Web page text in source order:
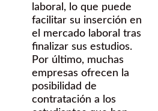
laboral, lo que puede
facilitar su inserción en
el mercado laboral tras
finalizar sus estudios.
Por último, muchas
empresas ofrecen la
posibilidad de
contratación a los